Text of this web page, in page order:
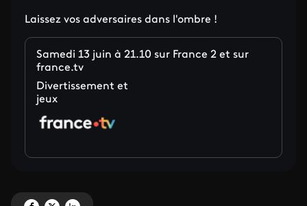
Laissez vos adversaires dans l'ombre !
Samedi 13 juin à 21.10 sur France 2 et sur
france.tv
Divertissement et
jeux